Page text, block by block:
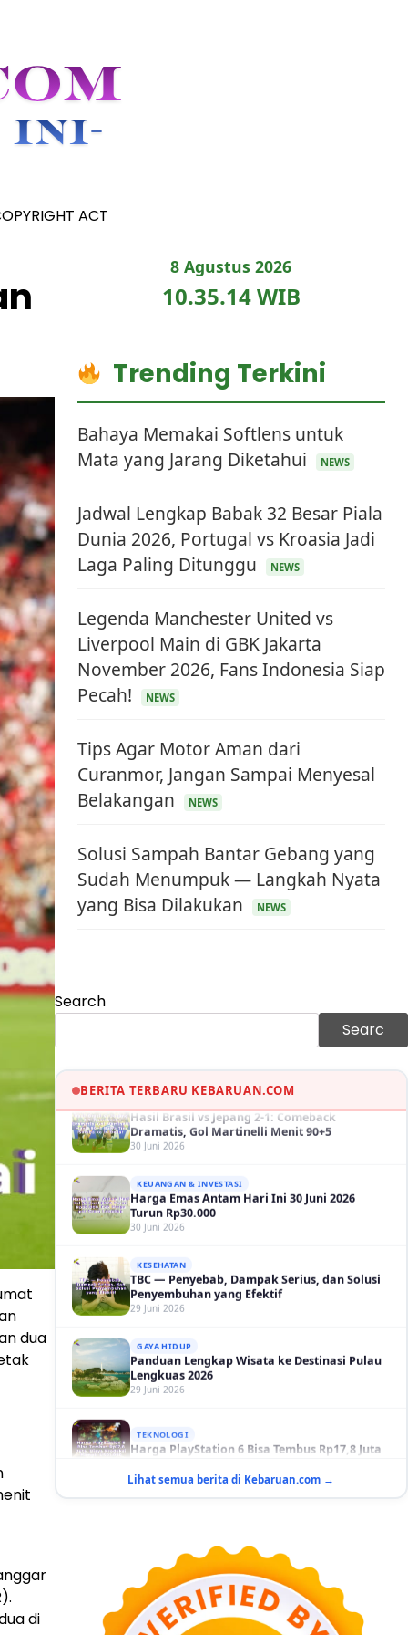
ACT
dua
di
8 Agustus 2026
10.35.16 WIB
Trending Terkini
Bahaya Memakai Softlens untuk
Mata yang Jarang Diketahui
NEWS
Jadwal Lengkap Babak 32 Besar Piala
Dunia 2026, Portugal vs Kroasia Jadi
Laga Paling Ditunggu
NEWS
Legenda Manchester United vs
Liverpool Main di GBK Jakarta
November 2026, Fans Indonesia Siap
Pecah!
NEWS
Tips Agar Motor Aman dari
Curanmor, Jangan Sampai Menyesal
Belakangan
NEWS
Solusi Sampah Bantar Gebang yang
Sudah Menumpuk — Langkah Nyata
yang Bisa Dilakukan
NEWS
Search
Searc
BERITA TERBARU KEBARUAN.COM
KEUANGAN & INVESTASI
Harga Minyak Dunia Hari Ini Naik, WTI dan
Perampokan Bank dengan Konspirasi
Dramatis, Gol Martinelli Menit 90+5
30 Juni 2026
KEUANGAN & INVESTASI
30 Juni 2026
KESEHATAN
29 Juni 2026
GAYA HIDUP
29 Juni 2026
TEKNOLOGI
10 Adegan Film Terikat Janji yang Sangat Tak
KESEHATAN
Bahaya Memakai Softlens untuk Mata yang
Jarang Diketahui
29 Juni 2026
NASIONAL
Lihat semua berita di Kebaruan.com →